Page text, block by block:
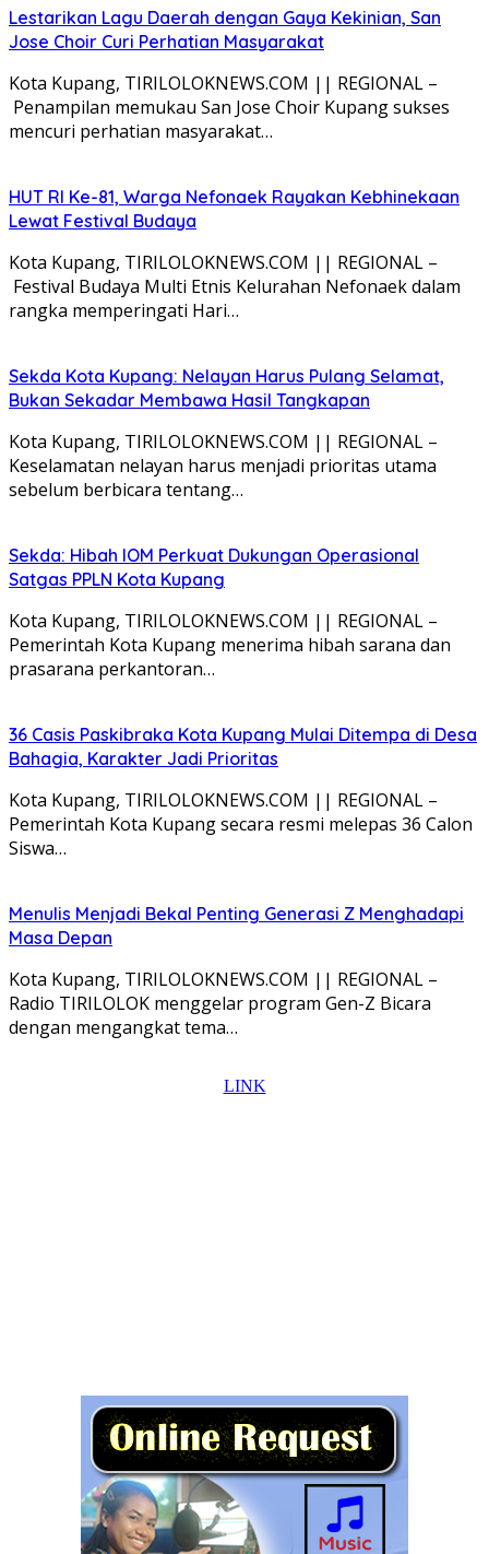
Lestarikan Lagu Daerah dengan Gaya Kekinian, San
Jose Choir Curi Perhatian Masyarakat
Kota Kupang, TIRILOLOKNEWS.COM || REGIONAL –
Penampilan memukau San Jose Choir Kupang sukses
mencuri perhatian masyarakat…
HUT RI Ke-81, Warga Nefonaek Rayakan Kebhinekaan
Lewat Festival Budaya
Kota Kupang, TIRILOLOKNEWS.COM || REGIONAL –
Festival Budaya Multi Etnis Kelurahan Nefonaek dalam
rangka memperingati Hari…
Sekda Kota Kupang: Nelayan Harus Pulang Selamat,
Bukan Sekadar Membawa Hasil Tangkapan
Kota Kupang, TIRILOLOKNEWS.COM || REGIONAL –
Keselamatan nelayan harus menjadi prioritas utama
sebelum berbicara tentang…
Sekda: Hibah IOM Perkuat Dukungan Operasional
Satgas PPLN Kota Kupang
Kota Kupang, TIRILOLOKNEWS.COM || REGIONAL –
Pemerintah Kota Kupang menerima hibah sarana dan
prasarana perkantoran…
36 Casis Paskibraka Kota Kupang Mulai Ditempa di Desa
Bahagia, Karakter Jadi Prioritas
Kota Kupang, TIRILOLOKNEWS.COM || REGIONAL –
Pemerintah Kota Kupang secara resmi melepas 36 Calon
Siswa…
Menulis Menjadi Bekal Penting Generasi Z Menghadapi
Masa Depan
Kota Kupang, TIRILOLOKNEWS.COM || REGIONAL –
Radio TIRILOLOK menggelar program Gen-Z Bicara
dengan mengangkat tema…